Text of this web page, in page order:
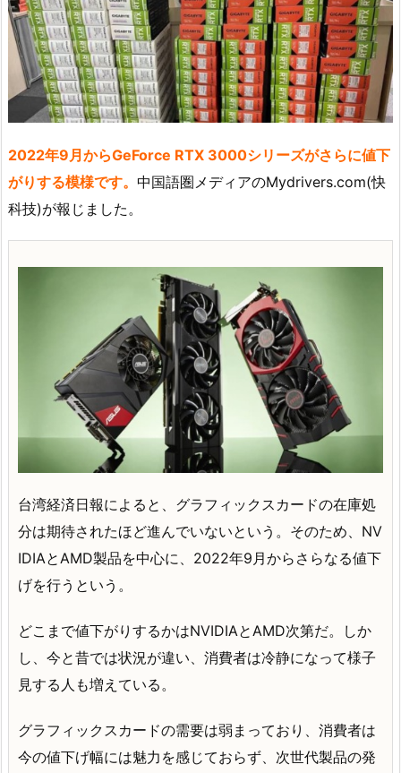
2022年9月からGeForce RTX 3000シリーズがさらに値下
がりする模様です。 中国語圏メディアのMydrivers.com(快
科技)が報じました。
台湾経済日報によると、グラフィックスカードの在庫処
分は期待されたほど進んでいないという。そのため、NV
IDIAとAMD製品を中心に、2022年9月からさらなる値下
げを行うという。
どこまで値下がりするかはNVIDIAとAMD次第だ。しか
し、今と昔では状況が違い、消費者は冷静になって様子
見する人も増えている。
グラフィックスカードの需要は弱まっており、消費者は
今の値下げ幅には魅力を感じておらず、次世代製品の発